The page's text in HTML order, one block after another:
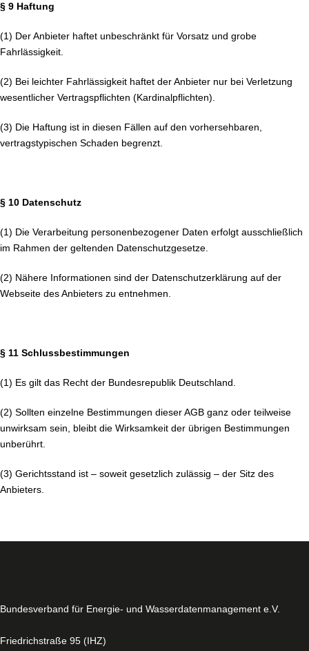
§ 9 Haftung
(1) Der Anbieter haftet unbeschränkt für Vorsatz und grobe
Fahrlässigkeit.
(2) Bei leichter Fahrlässigkeit haftet der Anbieter nur bei Verletzung
wesentlicher Vertragspflichten (Kardinalpflichten).
(3) Die Haftung ist in diesen Fällen auf den vorhersehbaren,
vertragstypischen Schaden begrenzt.
§ 10 Datenschutz
(1) Die Verarbeitung personenbezogener Daten erfolgt ausschließlich
im Rahmen der geltenden Datenschutzgesetze.
(2) Nähere Informationen sind der Datenschutzerklärung auf der
Webseite des Anbieters zu entnehmen.
§ 11 Schlussbestimmungen
(1) Es gilt das Recht der Bundesrepublik Deutschland.
(2) Sollten einzelne Bestimmungen dieser AGB ganz oder teilweise
unwirksam sein, bleibt die Wirksamkeit der übrigen Bestimmungen
unberührt.
(3) Gerichtsstand ist – soweit gesetzlich zulässig – der Sitz des
Anbieters.
Bundesverband für Energie- und Wasserdatenmanagement e.V.
Friedrichstraße 95 (IHZ)